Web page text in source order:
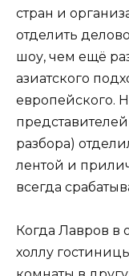
стран и
отделить
шоу, чем ещё
азиатского
европейского.
разбора)
лентой и
всегда
Когда Лавров в
холлу